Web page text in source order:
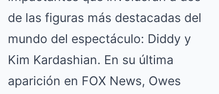
de las figuras más destacadas del
mundo del espectáculo: Diddy y
Kim Kardashian. En su última
aparición en FOX News, Owes